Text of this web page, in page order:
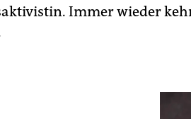
Immer wieder